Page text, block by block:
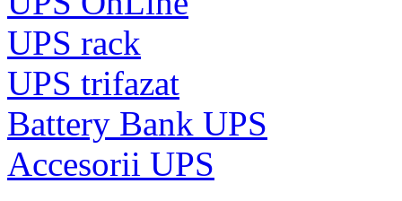
UPS rack
UPS trifazat
Battery Bank UPS
Accesorii UPS